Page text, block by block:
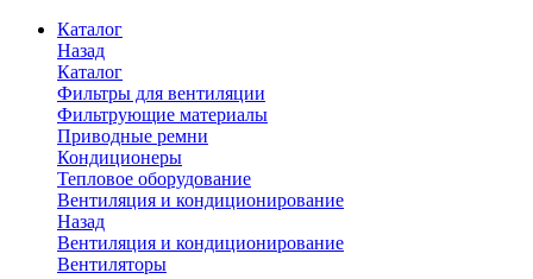
Каталог
Назад
Каталог
Фильтры для вентиляции
Фильтрующие материалы
Приводные ремни
Кондиционеры
Тепловое оборудование
Вентиляция и кондиционирование
Назад
Вентиляция и кондиционирование
Вентиляторы